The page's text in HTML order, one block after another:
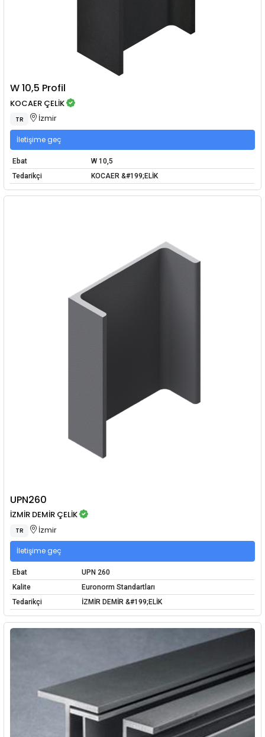
W 10,5 Profil
KOCAER ÇELİK
TR İzmir
İletişime geç
Ebat
W 10,5
Tedarikçi
KOCAER &#199;ELİK
UPN260
İZMİR DEMİR ÇELİK
TR İzmir
İletişime geç
Ebat
UPN 260
Kalite
Euronorm Standartları
Tedarikçi
İZMİR DEMİR &#199;ELİK